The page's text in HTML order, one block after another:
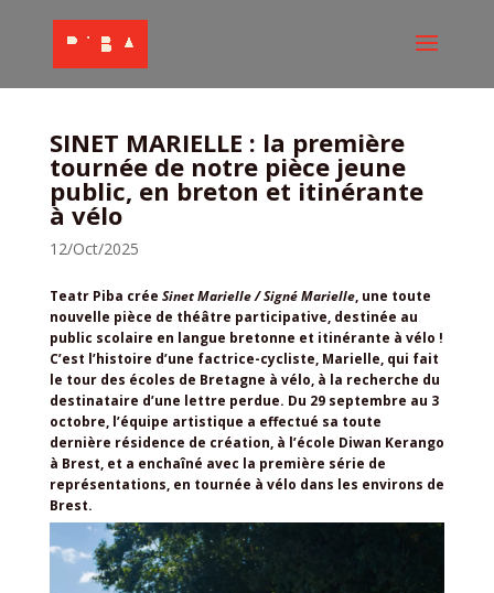
SINET MARIELLE : la première
tournée de notre pièce jeune
public, en breton et itinérante
à vélo
12/Oct/2025
Teatr Piba crée Sinet Marielle / Signé Marielle, une toute
nouvelle pièce de théâtre participative, destinée au
public scolaire en langue bretonne et itinérante à vélo !
C’est l’histoire d’une factrice-cycliste, Marielle, qui fait
le tour des écoles de Bretagne à vélo, à la recherche du
destinataire d’une lettre perdue. Du 29 septembre au 3
octobre, l’équipe artistique a effectué sa toute
dernière résidence de création, à l’école Diwan Kerango
à Brest, et a enchaîné avec la première série de
représentations, en tournée à vélo dans les environs de
Brest.